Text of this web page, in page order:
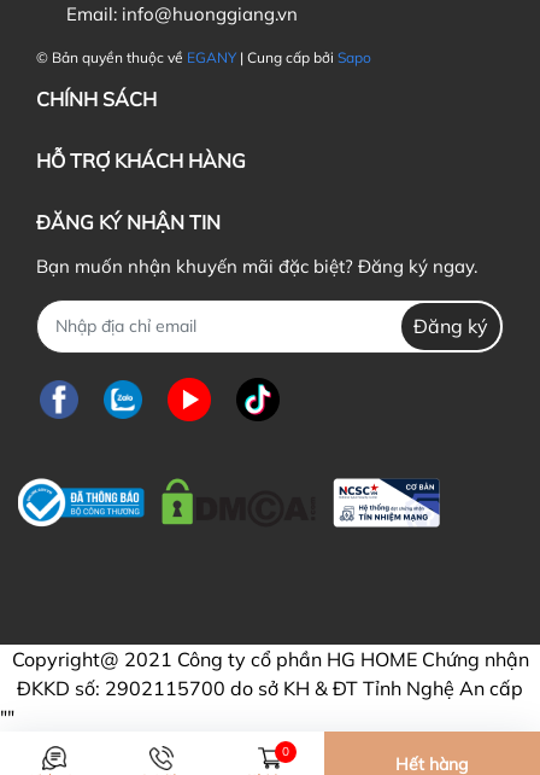
Email: info@huonggiang.vn
© Bản quyền thuộc về EGANY | Cung cấp bởi Sapo
CHÍNH SÁCH
HỖ TRỢ KHÁCH HÀNG
ĐĂNG KÝ NHẬN TIN
Bạn muốn nhận khuyến mãi đặc biệt? Đăng ký ngay.
Đăng ký
Copyright@ 2021 Công ty cổ phần HG HOME Chứng nhận
ĐKKD số: 2902115700 do sở KH & ĐT Tỉnh Nghệ An cấp
""
0
Hết hàng